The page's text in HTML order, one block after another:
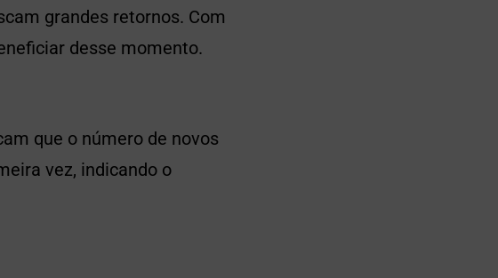
grandes retornos. Com
desse momento.
que o número de novos
vez, indicando o